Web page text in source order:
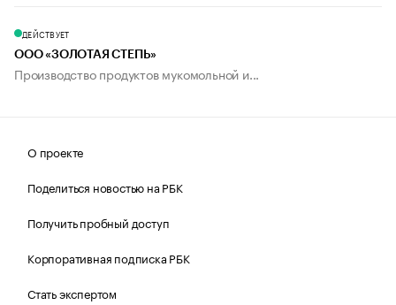
ДЕЙСТВУЕТ
ООО «ЗОЛОТАЯ СТЕПЬ»
Производство продуктов мукомольной и...
О проекте
Поделиться новостью на РБК
Получить пробный доступ
Корпоративная подписка РБК
Стать экспертом